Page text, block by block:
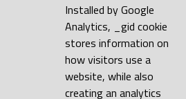
Installed by Google
Analytics, _gid cookie
stores information on
how visitors use a
website, while also
creating an analytics